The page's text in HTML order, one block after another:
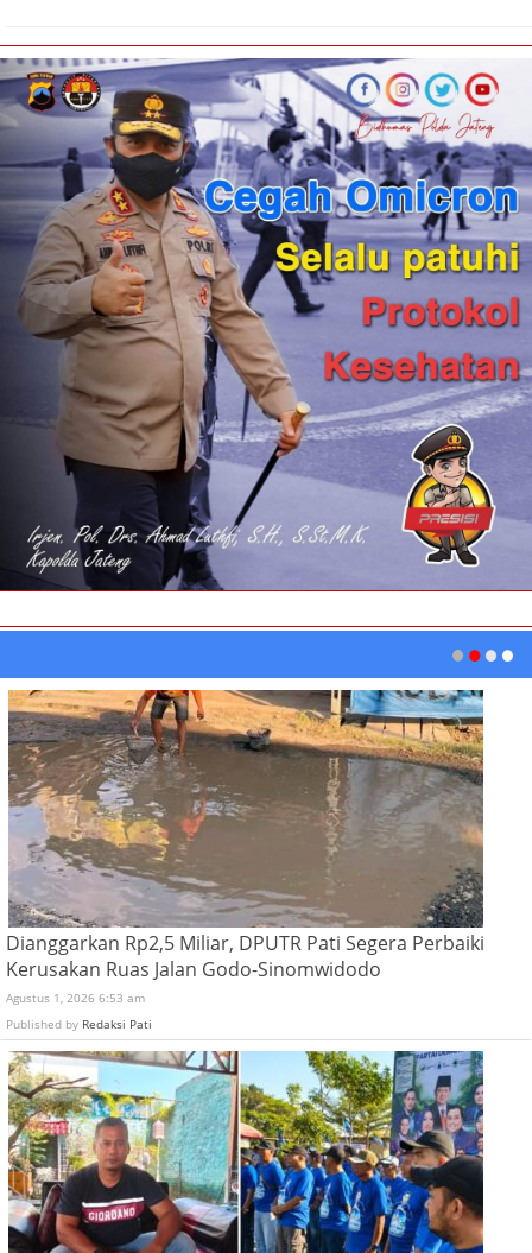
Dianggarkan Rp2,5 Miliar, DPUTR Pati Segera Perbaiki
Kerusakan Ruas Jalan Godo-Sinomwidodo
Agustus 1, 2026 6:53 am
Published by Redaksi Pati